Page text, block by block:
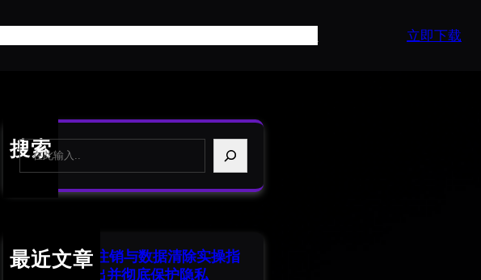
立即下载
搜索
S
最近文章
SafeW 账号注销与数据清除实操指
南：安全退出并彻底保护隐私